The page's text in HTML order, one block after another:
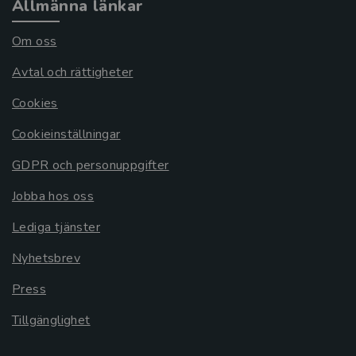
Allmänna länkar
Om oss
Avtal och rättigheter
Cookies
Cookieinställningar
GDPR och personuppgifter
Jobba hos oss
Lediga tjänster
Nyhetsbrev
Press
Tillgänglighet